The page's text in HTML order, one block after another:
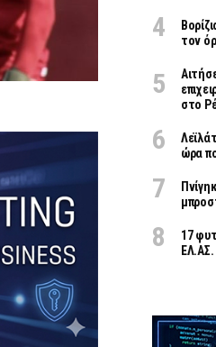
τον
στο
ώρα
17